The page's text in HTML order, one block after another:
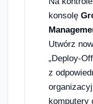
konsolę
Utwórz
„Deploy-
z
komputery